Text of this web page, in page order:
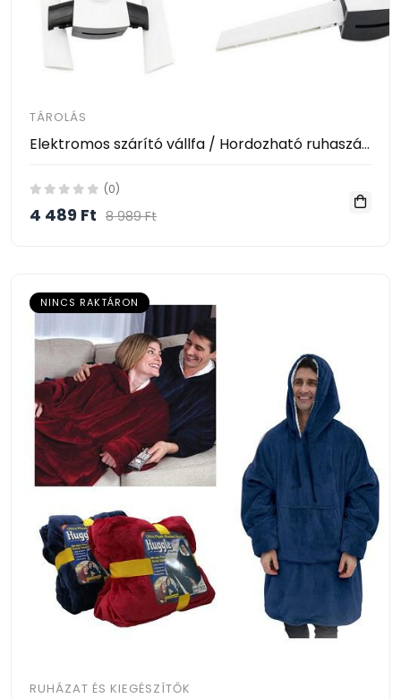
TÁROLÁS
Elektromos szárító vállfa / Hordozható ruhaszárító fogas / 3 fúvófejjel, cipőszárító adapterrel
(0)
4 489 Ft 8 989 Ft
NINCS RAKTÁRON
RUHÁZAT ÉS KIEGÉSZÍTŐK